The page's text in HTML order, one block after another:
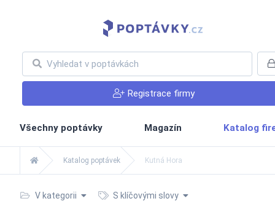
Registrace firmy
Všechny poptávky Magazín Katalog
Katalog poptávek Kutná Hora
V kategorii
S klíčovými slovy